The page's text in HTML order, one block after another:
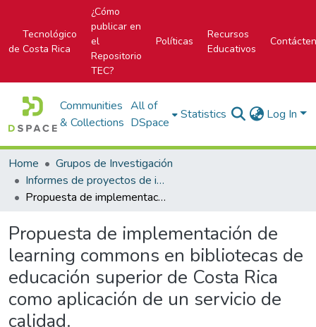
Tecnológico
de Costa Rica
¿Cómo
publicar en
el
Repositorio
TEC?
Políticas
Recursos
Educativos
Communities
& Collections
All of
DSpace
Statistics Log In
Home
Grupos de Investigación
Informes de proyectos de investigación
Propuesta de implementación de learning commons en bibliotecas de educación superior de Costa Rica como aplicación de un servicio de calidad.
Propuesta de implementación de
learning commons en bibliotecas de
educación superior de Costa Rica
como aplicación de un servicio de
calidad.